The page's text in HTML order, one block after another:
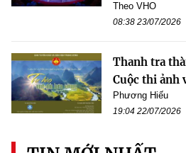
Theo VHO
08:38 23/07/2026
Thanh tra
Cuộc thi ảnh
Phương Hiếu
19:04 22/07/2026